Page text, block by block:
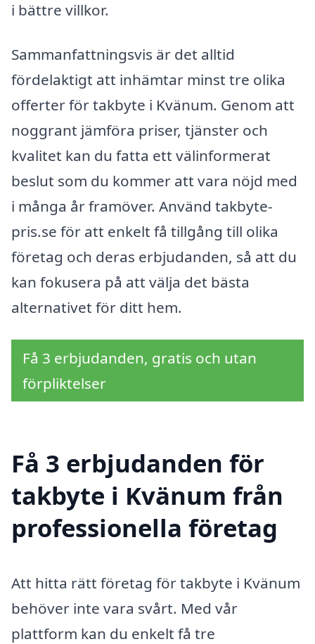
i bättre villkor.
Sammanfattningsvis är det alltid
fördelaktigt att inhämtar minst tre olika
offerter för takbyte i Kvänum. Genom att
noggrant jämföra priser, tjänster och
kvalitet kan du fatta ett välinformerat
beslut som du kommer att vara nöjd med
i många år framöver. Använd takbyte-
pris.se för att enkelt få tillgång till olika
företag och deras erbjudanden, så att du
kan fokusera på att välja det bästa
alternativet för ditt hem.
Få 3 erbjudanden, gratis och utan
förpliktelser
Få 3 erbjudanden för
takbyte i Kvänum från
professionella företag
Att hitta rätt företag för takbyte i Kvänum
behöver inte vara svårt. Med vår
plattform kan du enkelt få tre